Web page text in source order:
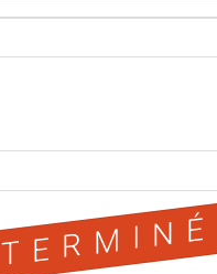
TERMINÉ